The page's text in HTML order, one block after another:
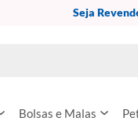
Seja
Bolsas e Malas